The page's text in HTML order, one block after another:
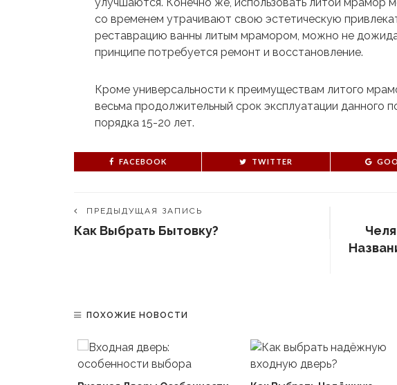
со временем утрачивают свою эстетическую
реставрацию ванны литым мрамором, можно не
принципе потребуется ремонт и восстановление.
Кроме универсальности к преимуществам литого
весьма продолжительный срок эксплуатации данного
порядка 15-20 лет.
FACEBOOK TWITTER
ПРЕДЫДУЩАЯ ЗАПИСЬ
Как Выбрать Бытовку?
ПОХОЖИЕ НОВОСТИ